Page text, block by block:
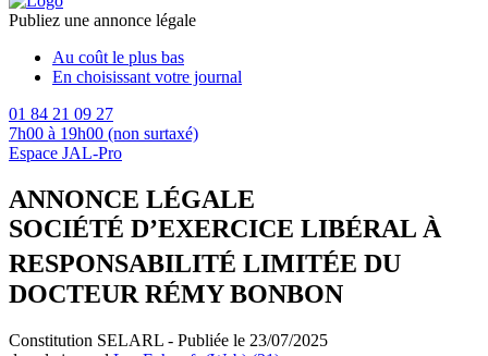
Publiez une annonce légale
Au coût le plus bas
En choisissant votre journal
01 84 21 09 27
7h00 à 19h00 (non surtaxé)
Espace JAL-Pro
ANNONCE LÉGALE
SOCIÉTÉ D’EXERCICE LIBÉRAL À
RESPONSABILITÉ LIMITÉE DU
DOCTEUR RÉMY BONBON
Constitution SELARL - Publiée le 23/07/2025